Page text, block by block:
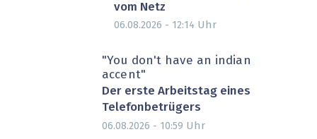
vom Netz
06.08.2026 - 12:14 Uhr
"You don't have an indian
accent"
Der erste Arbeitstag eines
Telefonbetrügers
06.08.2026 - 10:59 Uhr